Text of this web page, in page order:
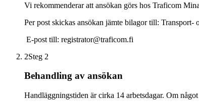
Vi rekommenderar att ansökan görs hos Traficom
Per post skickas ansökan jämte bilagor till:
E-post till: registrator@traficom.fi
2Steg 2
Behandling av ansökan
Handläggningstiden är cirka 14 arbetsdagar. Om